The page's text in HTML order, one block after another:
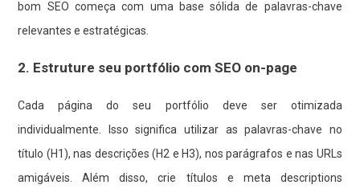
bom SEO começa com uma base sólida de palavras-chave
relevantes e estratégicas.
2. Estruture seu portfólio com SEO on-page
Cada página do seu portfólio deve ser otimizada
individualmente. Isso significa utilizar as palavras-chave no
título (H1), nas descrições (H2 e H3), nos parágrafos e nas URLs
amigáveis. Além disso, crie títulos e meta descriptions